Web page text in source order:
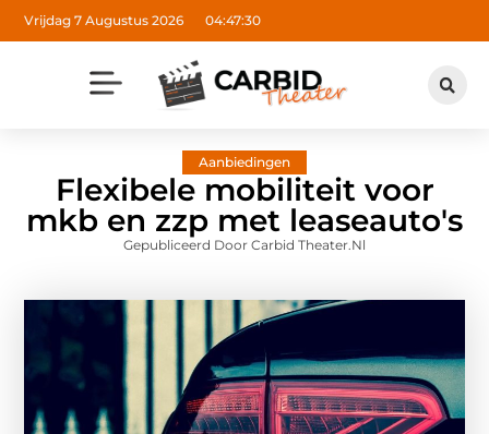
Vrijdag 7 Augustus 2026 04:47:32
Aanbiedingen
Flexibele mobiliteit voor
mkb en zzp met leaseauto's
Gepubliceerd Door Carbid Theater.nl